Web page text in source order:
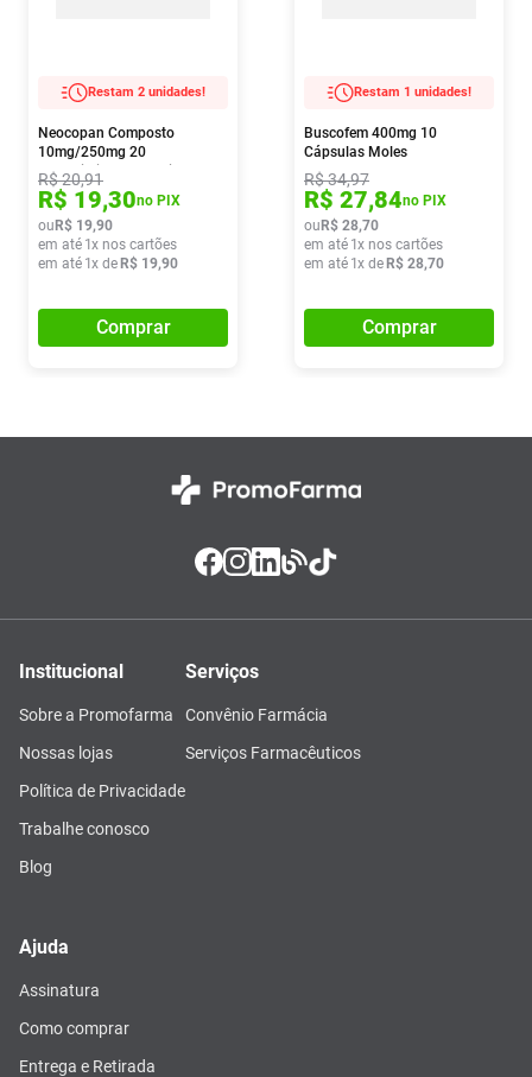
Restam 2 unidades!
Neocopan Composto
10mg/250mg 20
Comprimidos Revestidos
R$20,91
R$ 19,30no PIX
ou R$ 19,90
em até 1x nos cartões
em até 1x de R$ 19,90
Comprar
Restam 1 unidades!
Buscofem 400mg 10
Cápsulas Moles
R$34,97
R$ 27,84no PIX
ou R$ 28,70
em até 1x nos cartões
em até 1x de R$ 28,70
Comprar
Institucional
Sobre a Promofarma
Nossas lojas
Política de Privacidade
Trabalhe conosco
Blog
Serviços
Convênio Farmácia
Serviços Farmacêuticos
Ajuda
Assinatura
Como comprar
Entrega e Retirada